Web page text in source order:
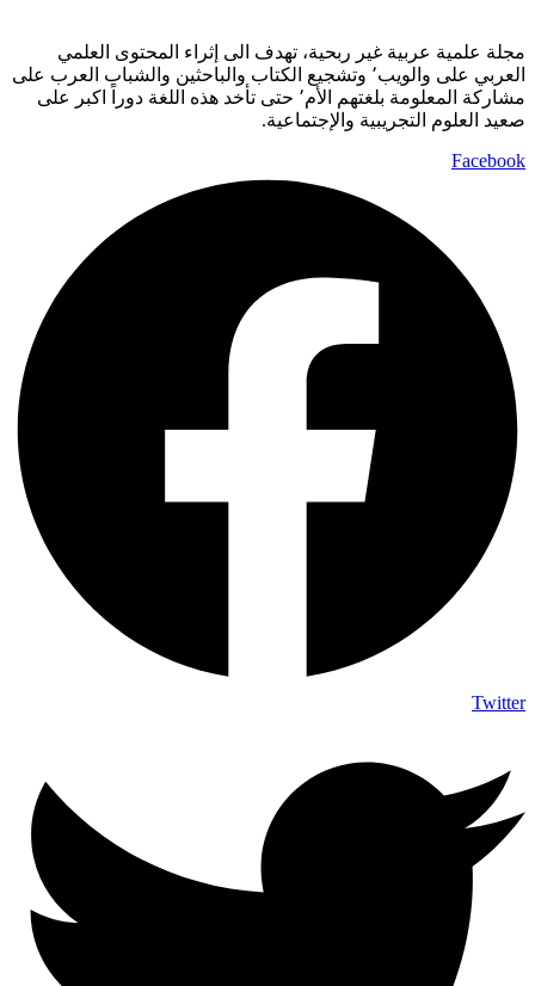
مجلة علمية عربية غير ربحية، تهدف الى إثراء المحتوى العلمي
العربي على والويب٬ وتشجيع الكتاب والباحثين والشباب العرب على
مشاركة المعلومة بلغتهم الأم٬ حتى تأخد هذه اللغة دوراً اكبر على
صعيد العلوم التجريبية والإجتماعية.
Facebook
Twitter